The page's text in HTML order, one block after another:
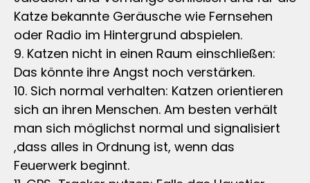
Katze bekannte Geräusche wie Fernsehen
oder Radio im Hintergrund abspielen.
9. Katzen nicht in einen Raum einschließen:
Das könnte ihre Angst noch verstärken.
10. Sich normal verhalten: Katzen orientieren
sich an ihren Menschen. Am besten verhält
man sich möglichst normal und signalisiert
,dass alles in Ordnung ist, wenn das
Feuerwerk beginnt.